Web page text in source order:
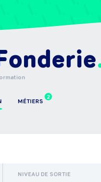
2
MÉTIERS
NIVEAU DE SORTIE